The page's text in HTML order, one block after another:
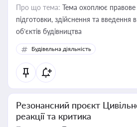
Про що тема: Тема охоплює правове
підготовки, здійснення та введення
об’єктів будівництва
Будівельна діяльність
Резонансний проєкт
реакції та критика